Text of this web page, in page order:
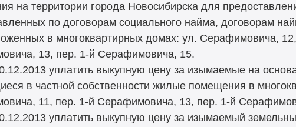
на территории города Новосибирска для
по договорам социального найма, договорам
в многоквартирных домах: ул. Серафимовича,
13, пер. 1-й Серафимовича, 15.
уплатить выкупную цену за изымаемые на
в частной собственности жилые помещения в
11, пер. 1-й Серафимовича, 13, пер. 1-й
уплатить выкупную цену за изымаемый